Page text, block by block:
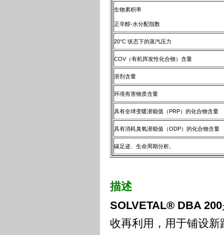
生物累积率
正辛醇-水分配指数
20°C 状态下的蒸汽压力
COV（有机挥发性化合物）含量
溶剂含量
环境有害物质含量
具有全球变暖潜能值（PRP）的化合物含量
具有消耗臭氧潜能值（ODP）的化合物含量
碳足迹、生命周期分析。
描述
SOLVETAL® DBA 200
收再利用，用于铺设